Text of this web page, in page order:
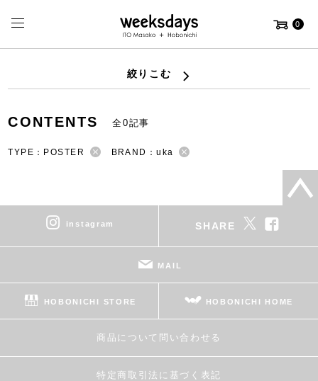
0
絞りこむ
CONTENTS 全0記事
TYPE：POSTER BRAND：uka
instagram SHARE
MAIL
HOBONICHI STORE HOBONICHI HOME
商品について問い合わせる
特定商取引法に基づく表記